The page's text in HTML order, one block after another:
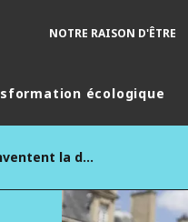
NOTRE RAISON D'ÊTRE
écologique
Veolia et Bayard réinventent la désirabilité de l’eau potable avec la fontaine NEO